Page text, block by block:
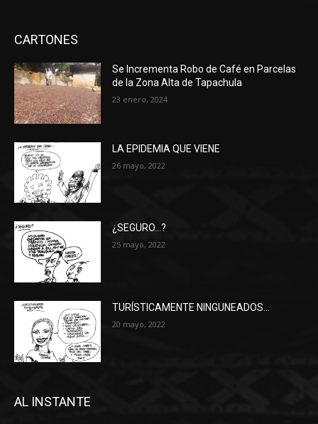
CARTONES
Se Incrementa Robo de Café en Parcelas
de la Zona Alta de Tapachula
23 enero, 2024
LA EPIDEMIA QUE VIENE
26 mayo, 2022
¿SEGURO…?
25 mayo, 2022
TURÍSTICAMENTE NINGUNEADOS…
20 mayo, 2022
AL INSTANTE